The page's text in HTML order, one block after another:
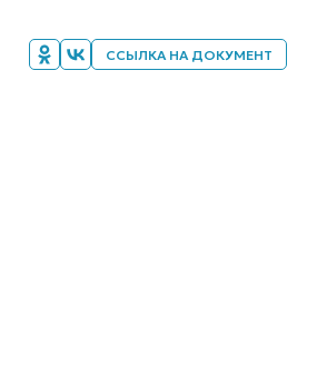
ССЫЛКА НА ДОКУМЕНТ